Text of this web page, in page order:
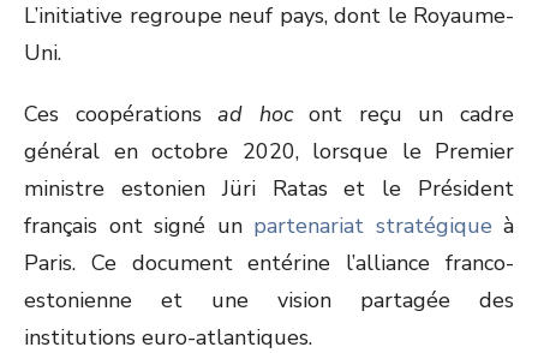
L’initiative regroupe neuf pays, dont le Royaume-
Uni.
Ces coopérationsad hocont reçu un cadre
général en octobre 2020, lorsque le Premier
ministre estonien Jüri Ratas et le Président
français ont signé unpartenariat stratégique à
Paris. Ce document entérine l’alliance franco-
estonienne et une vision partagée des
institutions euro-atlantiques.